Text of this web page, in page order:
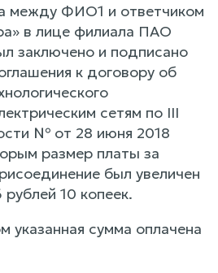
между ФИО1 и ответчиком
в лице филиала ПАО
заключено и подписано
к договору об
сетям по III
№ от 28 июня 2018
размер платы за
был увеличен
10 копеек.
указанная сумма оплачена